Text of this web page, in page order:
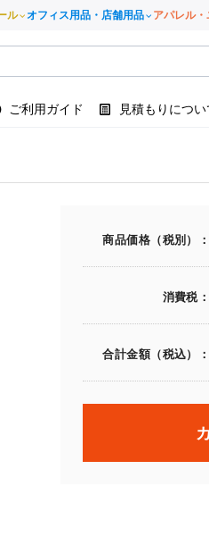
ル オフィス用品・店舗用品 アパレル
ご利用ガイド 見積もりについ
商品価格（税別）：
消費税：
合計金額（税込）：